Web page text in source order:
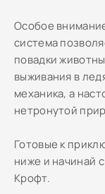
Особое
система
повадки
выживания в
механика, а
нетронутой
Готовые к
ниже и начинай
Крофт.